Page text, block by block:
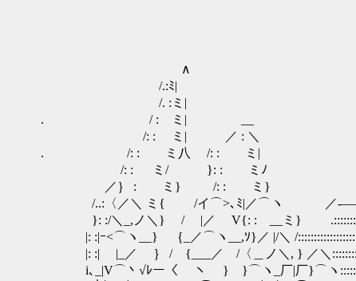
{ ﾉ ／／ ﾉ{乂_
ｰ=彡 / ／,／ i＼
／ / ／i i ｜
∧ ⌒>厶イ ／ _|
/.:ﾐ| ｰ=彡|八 |筏
/. :ミ| ／￣＼i乂 ヽ
. / : ミ| __ ／ : :
/: : ミ| ／ : ＼ /二二
. /: : ミ八 /: : ミ| { . . .
/: : ミ/ }: : ミﾉ ｝＿＿＿＿
／｝ : ミ} /: : ミ} ／
/..:〈／＼ ミ{ /イ⌒>､ﾐ|／⌒ヽ ／-――--
}: :/＼_,ノ＼} / |／ V{: : __ミ}
|: :|ｰ<⌒ヽ__} ｛_／⌒ヽ__,ｿ}／ |/＼ /
|: :| |_／ ｝ / {___／ /〈＿ノ＼, } ／＼
i､_|V⌒丶√ﾚー〈 ヽ } }⌒ヽ_厂|厂}⌒ヽ